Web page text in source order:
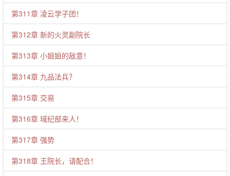
第311章 凌云学子团！
第312章 新的火灵副院长
第313章 小姐姐的敌意！
第314章 九品法兵？
第315章 交易
第316章 域纪部来人！
第317章 强势
第318章 王院长，请配合！